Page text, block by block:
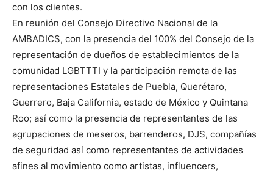
con los clientes.
En reunión del Consejo Directivo Nacional de la
AMBADICS, con la presencia del 100% del Consejo de la
representación de dueños de establecimientos de la
comunidad LGBTTTI y la participación remota de las
representaciones Estatales de Puebla, Querétaro,
Guerrero, Baja California, estado de México y Quintana
Roo; así como la presencia de representantes de las
agrupaciones de meseros, barrenderos, DJS, compañías
de seguridad así como representantes de actividades
afines al movimiento como artistas, influencers,